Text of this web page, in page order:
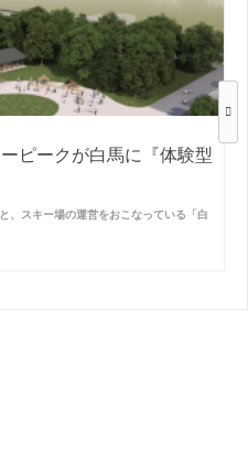
ピークが白馬に『体験型
、スキー場の運営をおこなっている「白